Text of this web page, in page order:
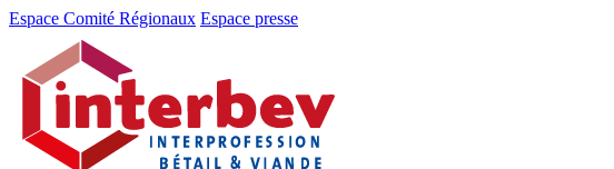
Aller
Aller
contenu
Espace Comité Régionaux Espace presse